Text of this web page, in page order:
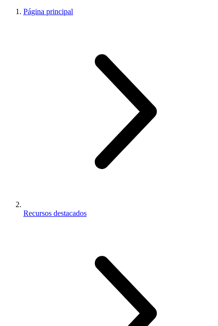
Página principal
Recursos destacados